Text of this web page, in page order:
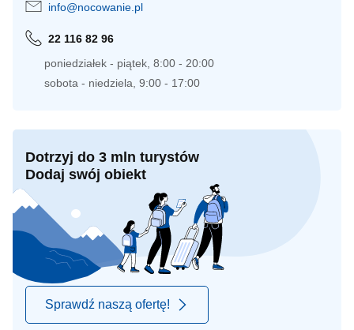
info@nocowanie.pl
22 116 82 96
poniedziałek - piątek, 8:00 - 20:00
sobota - niedziela, 9:00 - 17:00
Dotrzyj do 3 mln turystów
Dodaj swój obiekt
Sprawdź naszą ofertę!